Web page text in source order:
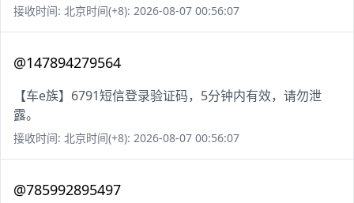
接收时间: 北京时间(+8): 2026-08-07 00:56:07
@147894279564
【车e族】6791短信登录验证码，5分钟内有效，请勿泄
露。
接收时间: 北京时间(+8): 2026-08-07 00:56:07
@785992895497